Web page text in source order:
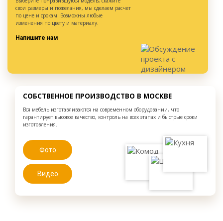
свои размеры и пожелания, мы сделаем расчет
по цене и срокам. Возможны любые
изменения по цвету и материалу.
Напишите нам
СОБСТВЕННОЕ ПРОИЗВОДСТВО В МОСКВЕ
Вся мебель изготавливаются на современном оборудовании, что
гарантирует высокое качество, контроль на всех этапах и быстрые сроки
изготовления.
Фото
Видео